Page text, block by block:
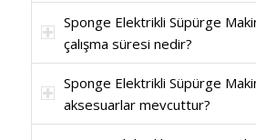
Sponge Elektrikli Süpürge
çalışma süresi nedir?
Sponge Elektrikli Süpürge
aksesuarlar mevcuttur?